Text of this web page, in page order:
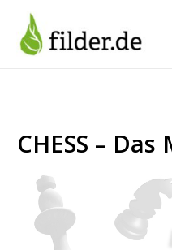
Inhalt
springen
CHESS – Das